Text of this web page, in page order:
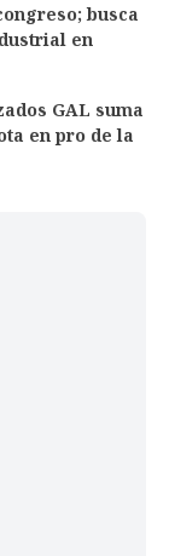
busca
en
GAL suma
en pro de la